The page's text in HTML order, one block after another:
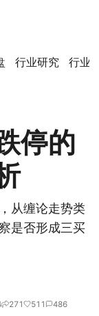
行业研究 行业
停的
从缠论走势类
是否形成三买
271 511 486